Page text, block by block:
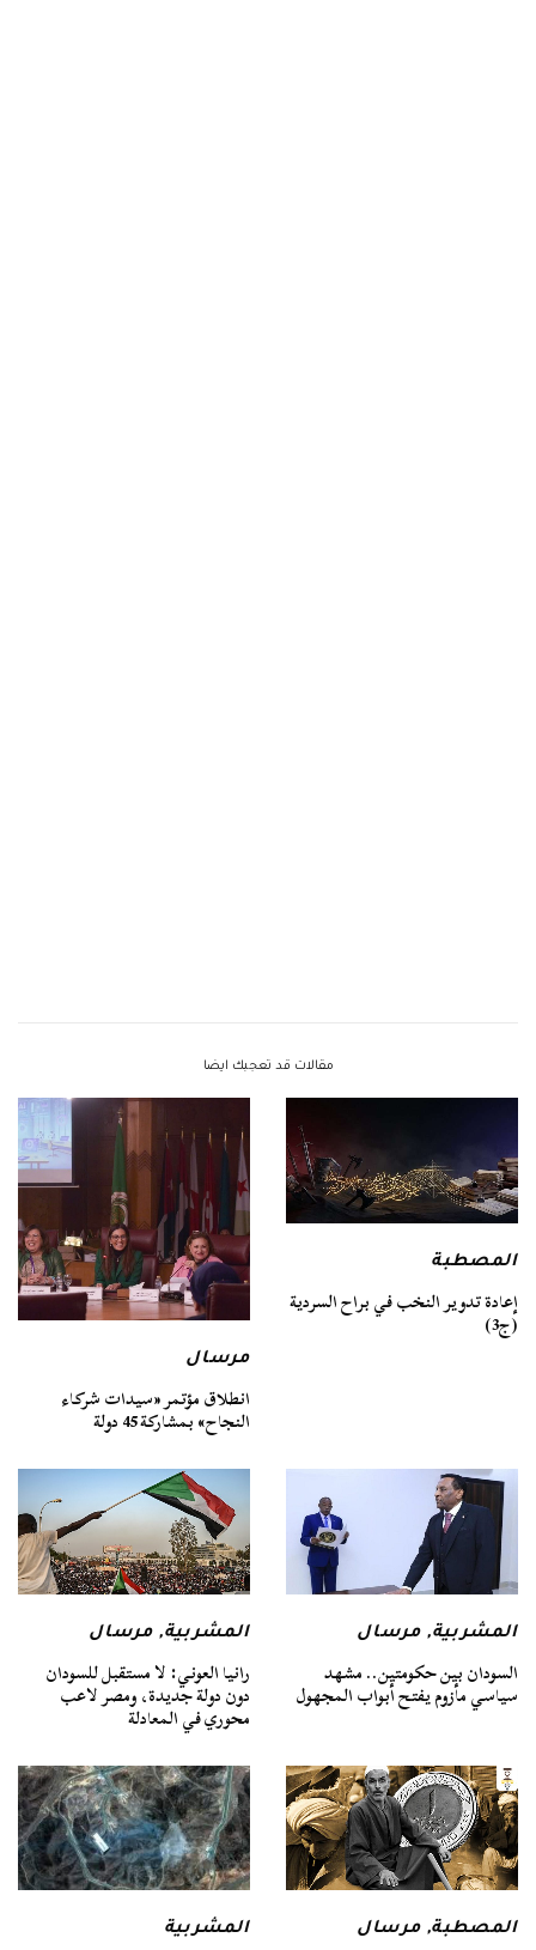
مقالات قد تعجبك ايضا
المصطبة
إعادة تدوير النخب في براح السردية
(ج3)
مرسال
انطلاق مؤتمر «سيدات شركاء
النجاح» بمشاركة 45 دولة
المشربية,مرسال
السودان بين حكومتين.. مشهد
سياسي مأزوم يفتح أبواب المجهول
المشربية,مرسال
رانيا العوني: لا مستقبل للسودان
دون دولة جديدة، ومصر لاعب
محوري في المعادلة
المصطبة,مرسال المشربية